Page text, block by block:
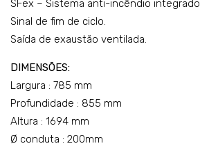
SFex – Sistema anti-incêndio integrado
Sinal de fim de ciclo.
Saída de exaustão ventilada.
DIMENSÕES:
Largura : 785 mm
Profundidade : 855 mm
Altura : 1694 mm
Ø conduta : 200mm